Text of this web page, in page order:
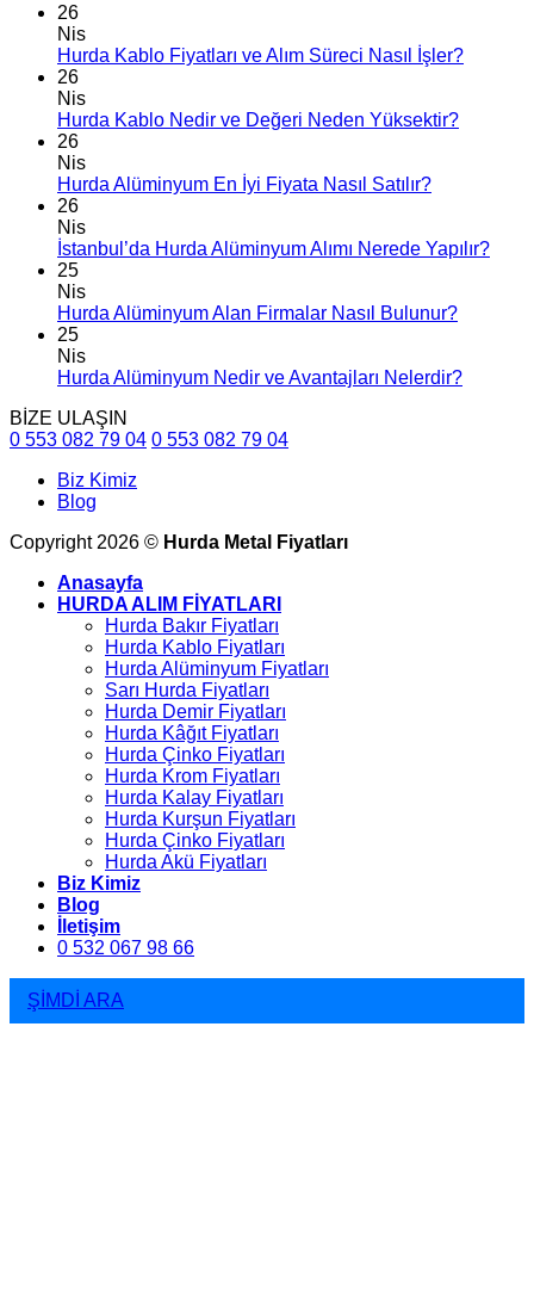
26
Nis
Hurda Kablo Fiyatları ve Alım Süreci Nasıl İşler?
26
Nis
Hurda Kablo Nedir ve Değeri Neden Yüksektir?
26
Nis
Hurda Alüminyum En İyi Fiyata Nasıl Satılır?
26
Nis
İstanbul’da Hurda Alüminyum Alımı Nerede Yapılır?
25
Nis
Hurda Alüminyum Alan Firmalar Nasıl Bulunur?
25
Nis
Hurda Alüminyum Nedir ve Avantajları Nelerdir?
BİZE ULAŞIN
0 553 082 79 04 0 553 082 79 04
Biz Kimiz
Blog
Copyright 2026 © Hurda Metal Fiyatları
Anasayfa
HURDA ALIM FİYATLARI
Hurda Bakır Fiyatları
Hurda Kablo Fiyatları
Hurda Alüminyum Fiyatları
Sarı Hurda Fiyatları
Hurda Demir Fiyatları
Hurda Kâğıt Fiyatları
Hurda Çinko Fiyatları
Hurda Krom Fiyatları
Hurda Kalay Fiyatları
Hurda Kurşun Fiyatları
Hurda Çinko Fiyatları
Hurda Akü Fiyatları
Biz Kimiz
Blog
İletişim
0 532 067 98 66
ŞİMDİ ARA